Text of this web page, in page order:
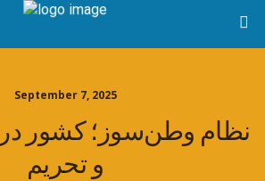
September 7, 2025
نظام وطن‌سوز؛ کشور
و تحریم